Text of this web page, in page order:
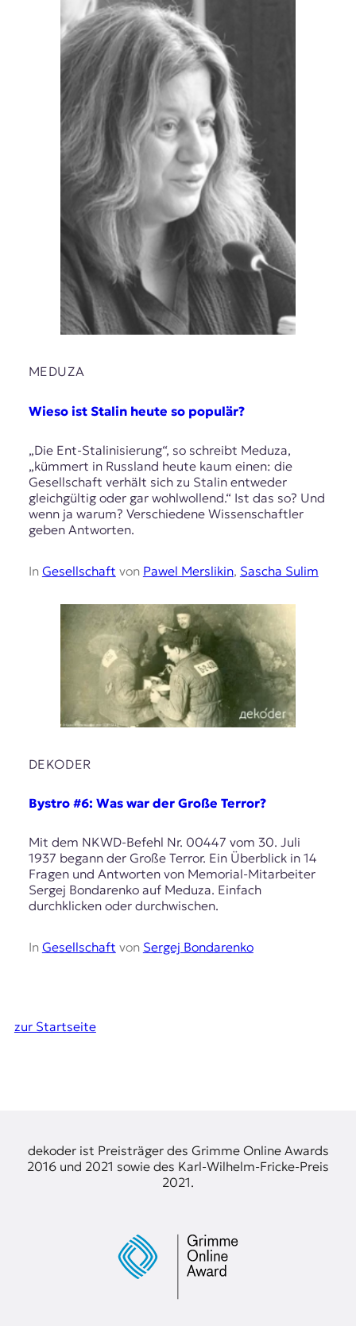
MEDUZA
Wieso ist Stalin heute so populär?
„Die Ent-Stalinisierung“, so schreibt Meduza,
„kümmert in Russland heute kaum einen: die
Gesellschaft verhält sich zu Stalin entweder
gleichgültig oder gar wohlwollend.“ Ist das so? Und
wenn ja warum? Verschiedene Wissenschaftler
geben Antworten.
In Gesellschaft von Pawel Merslikin, Sascha Sulim
DEKODER
Bystro #6: Was war der Große Terror?
Mit dem NKWD-Befehl Nr. 00447 vom 30. Juli
1937 begann der Große Terror. Ein Überblick in 14
Fragen und Antworten von Memorial-Mitarbeiter
Sergej Bondarenko auf Meduza. Einfach
durchklicken oder durchwischen.
In Gesellschaft von Sergej Bondarenko
zur Startseite
dekoder ist Preisträger des Grimme Online Awards
2016 und 2021 sowie des Karl-Wilhelm-Fricke-Preis
2021.